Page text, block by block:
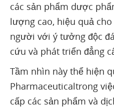
các sản phẩm dược
lượng cao, hiệu quả
người với ý tưởng độc
cứu và phát triển đẳng
Tầm nhìn này thể hiện
Pharmaceuticaltrong
cấp các sản phẩm và